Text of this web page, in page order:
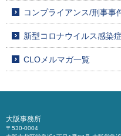
コンプライアンス/刑事事
新型コロナウイルス感染
CLOメルマガ一覧
大阪事務所
〒530-0004